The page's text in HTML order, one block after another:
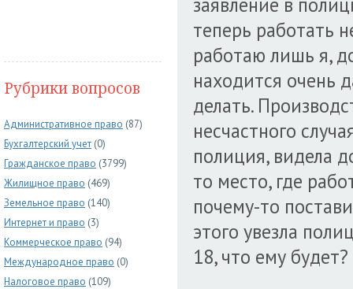
Рубрики вопросов
Административное право (87)
Бухгалтерский учет (0)
Гражданское право (3799)
Жилищное право (469)
Земельное право (140)
Интернет и право (3)
Коммерческое право (94)
Международное право (0)
Налоговое право (109)
теперь работать
работаю лишь я,
находится очень
делать.
несчастного
полиция, видела
то место, где
почему-то
этого увезла
18, что ему будет?